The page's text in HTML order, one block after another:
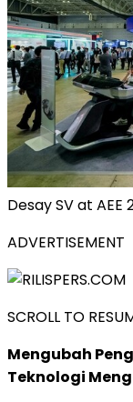
Desay SV at AEE
ADVERTISEMENT
SCROLL TO
Mengubah
Teknologi